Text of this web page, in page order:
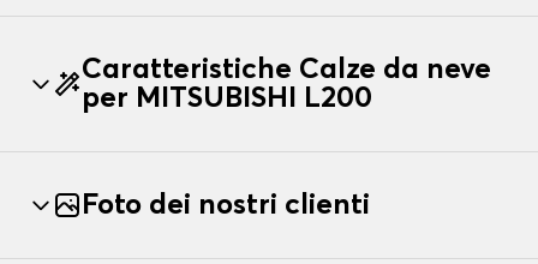
Caratteristiche Calze da neve
per MITSUBISHI L200
Foto dei nostri clienti